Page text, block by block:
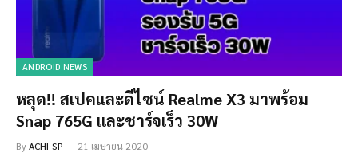
ANDROID NEWS
หลุด!! สเปคและดีไซน์ Realme X3 มาพร้อม
Snap 765G และชาร์จเร็ว 30W
ByACHI-SP 21 เมษายน 2020